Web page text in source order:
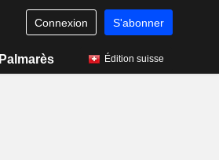
Connexion S'abonner
Palmarès Édition suisse